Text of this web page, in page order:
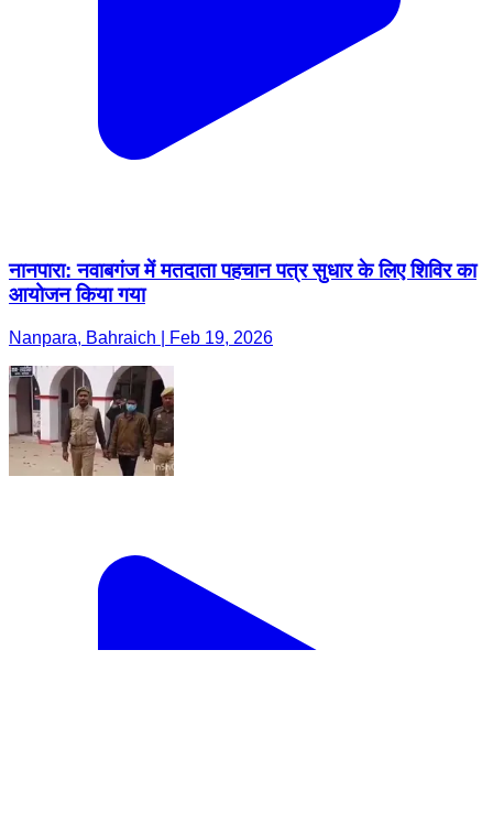
नानपारा: नवाबगंज में मतदाता पहचान पत्र सुधार के लिए शिविर का
आयोजन किया गया
Nanpara, Bahraich | Feb 19, 2026